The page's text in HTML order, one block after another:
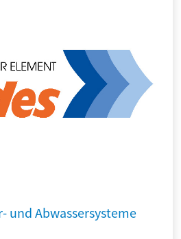
und Abwassersysteme